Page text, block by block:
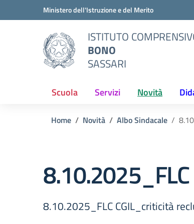
Vai ai contenuti
Vai al menu di navigazioneMinistero dell'Istruzione e del Merito
ISTITUTO
BONO
SASSARI
Scuola Servizi Novità
Home Novità Albo Sindacale
8.10.2025_FLC CGIL_criticità